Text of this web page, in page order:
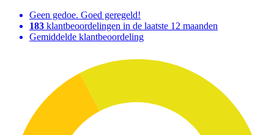
Geen gedoe. Goed geregeld!
183 klantbeoordelingen in de laatste 12 maanden
Gemiddelde klantbeoordeling